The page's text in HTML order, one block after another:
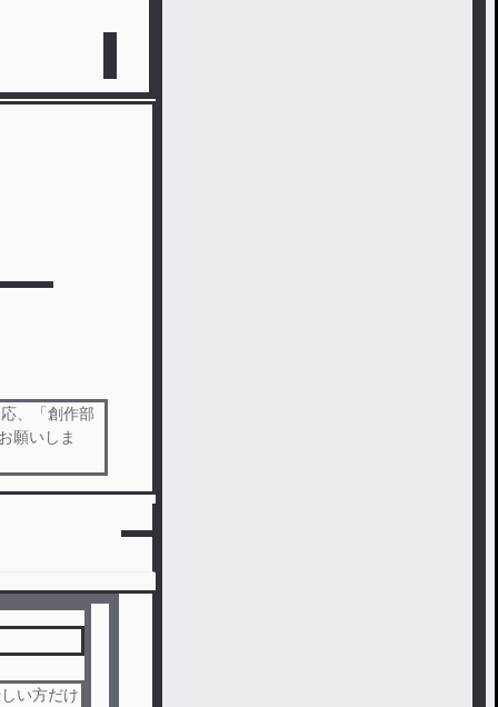
、「創作部
願いしま
い方だけ